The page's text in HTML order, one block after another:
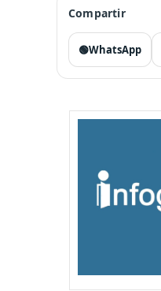
Compartir
🟢WhatsApp